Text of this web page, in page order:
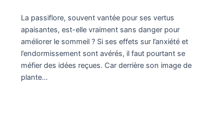
La passiflore, souvent vantée pour ses vertus
apaisantes, est-elle vraiment sans danger pour
améliorer le sommeil ? Si ses effets sur l’anxiété et
l’endormissement sont avérés, il faut pourtant se
méfier des idées reçues. Car derrière son image de
plante…